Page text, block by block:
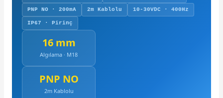
PNP NO · 200mA 2m Kablolu 10-30VDC · 400Hz
IP67 · Pirinç
16 mm
Algılama · M18
PNP NO
2m Kablolu